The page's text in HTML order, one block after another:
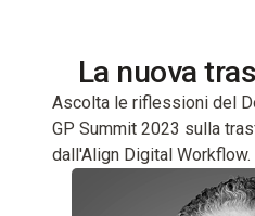
La nuova
Ascolta le riflessioni del
GP Summit 2023 sulla
dall'Align Digital Workflow.